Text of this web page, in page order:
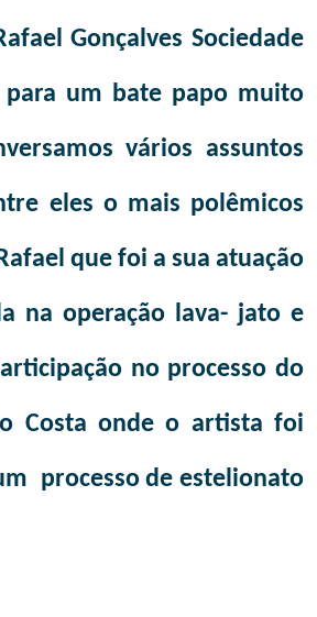
Gonçalves Sociedade
para um bate papo muito
vários assuntos
eles o mais polêmicos
que foi a sua atuação
na operação lava- jato e
no processo do
Costa onde o artista foi
processo de estelionato